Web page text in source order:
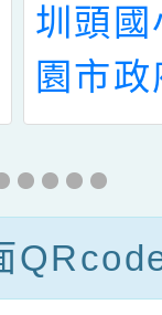
圳頭
園市
113年
畫「
訓-初
AR/